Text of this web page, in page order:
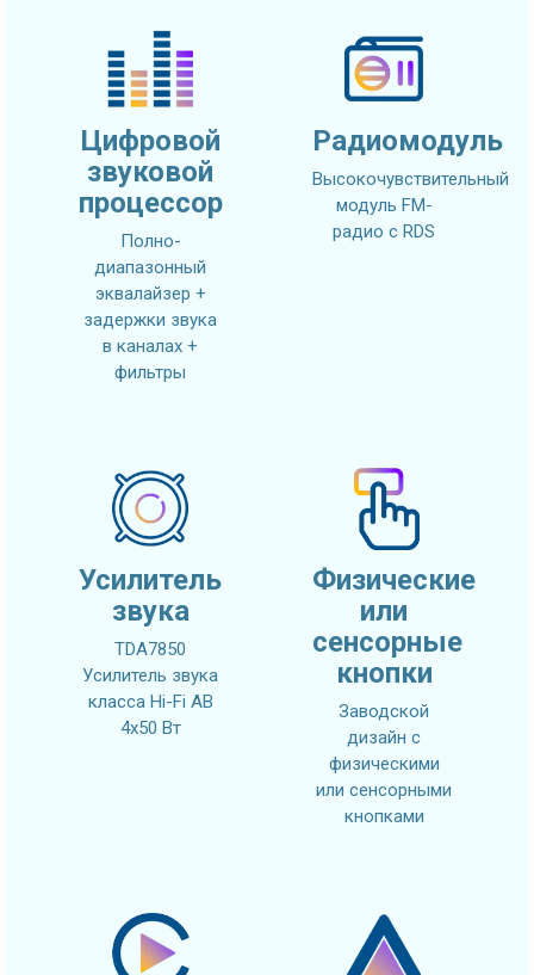
Цифровой
звуковой
процессор
Полно-
диапазонный
эквалайзер +
задержки звука
в каналах +
фильтры
Радиомодуль
Высокочувствительный
модуль FM-
радио с RDS
Усилитель
звука
TDA7850
Усилитель звука
класса Hi-Fi AB
4x50 Вт
Физические
или
сенсорные
кнопки
Заводской
дизайн с
физическими
или сенсорными
кнопками